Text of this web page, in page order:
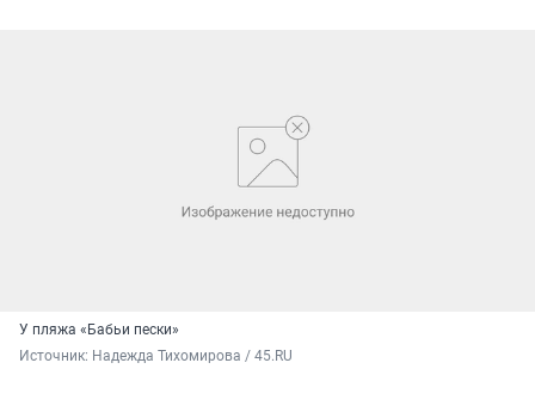
У пляжа «Бабьи пески»
Источник: Надежда Тихомирова / 45.RU